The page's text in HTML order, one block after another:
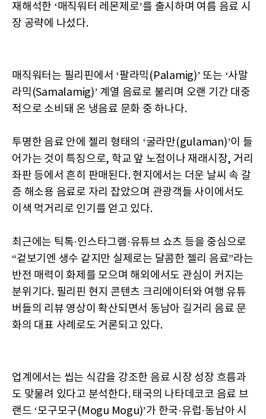
재해석한 ‘매직워터 레몬제로’를 출시하며 여름 음료 시
장 공략에 나섰다.
매직워터는 필리핀에서 ‘팔라믹(Palamig)’ 또는 ‘사말
라믹(Samalamig)’ 계열 음료로 불리며 오랜 기간 대중
적으로 소비돼 온 냉음료 문화 중 하나다.
투명한 음료 안에 젤리 형태의 ‘굴라만(gulaman)’이 들
어가는 것이 특징으로, 학교 앞 노점이나 재래시장, 거리
좌판 등에서 흔히 판매된다. 현지에서는 더운 날씨 속 갈
증 해소용 음료로 자리 잡았으며 관광객들 사이에서도
이색 먹거리로 인기를 얻고 있다.
최근에는 틱톡·인스타그램·유튜브 쇼츠 등을 중심으로
“겉보기엔 생수 같지만 실제로는 달콤한 젤리 음료”라는
반전 매력이 화제를 모으며 해외에서도 관심이 커지는
분위기다. 필리핀 현지 콘텐츠 크리에이터와 여행 유튜
버들의 리뷰 영상이 확산되면서 동남아 길거리 음료 문
화의 대표 사례로도 거론되고 있다.
업계에서는 씹는 식감을 강조한 음료 시장 성장 흐름과
도 맞물려 있다고 분석한다. 태국의 나타데코코 음료 브
랜드 ‘모구모구(Mogu Mogu)’가 한국·유럽·동남아 시